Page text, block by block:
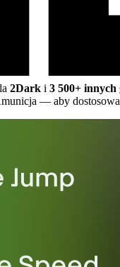
2Dark i 3 500+ innych
— aby